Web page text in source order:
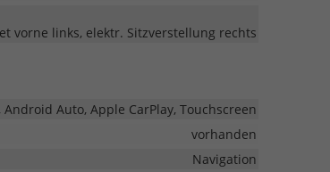
vorne links, elektr. Sitzverstellung rechts
Auto, Apple CarPlay, Touchscreen
vorhanden
Navigation